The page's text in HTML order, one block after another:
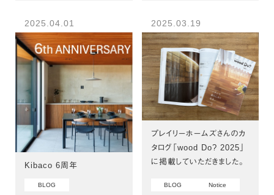
2025.04.01
Kibaco 6周年
BLOG
2025.03.19
プレイリーホームズさんのカ
タログ「wood Do? 2025」
に掲載していただきました。
BLOG Notice